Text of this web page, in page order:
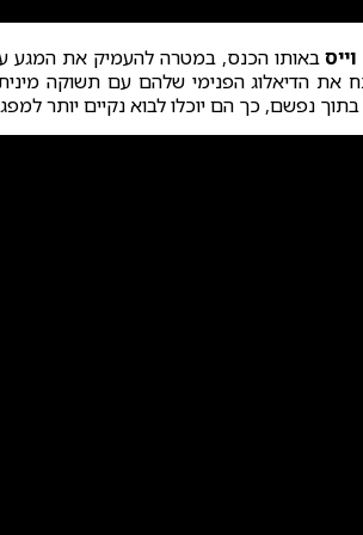
באותו הכנס, במטרה להעמיק את המגע
את הדיאלוג הפנימי שלהם עם תשוקה
בתוך נפשם, כך הם יוכלו לבוא נקיים יותר